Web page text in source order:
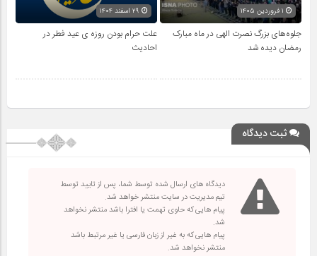
جلوه‌های بزرگ نصرت الهی در ماه مبارک
رمضان دیده شد
علت حرام بودن روزه ی عید فطر در
احادیث
ثبت دیدگاه
دیدگاه های ارسال شده توسط شما، پس از تایید توسط
تیم مدیریت در سایت منتشر خواهد شد.
پیام هایی که حاوی تهمت یا افترا باشد منتشر نخواهد
شد.
پیام هایی که به غیر از زبان فارسی یا غیر مرتبط باشد
منتشر نخواهد شد.